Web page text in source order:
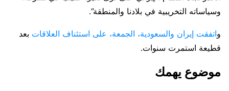
وسياساته التخريبية في بلادنا والمنطقة”.
واتفقت إيران والسعودية، الجمعة، على استئناف العلاقات بعد
قطيعة استمرت سنوات.
موضوع يهمك